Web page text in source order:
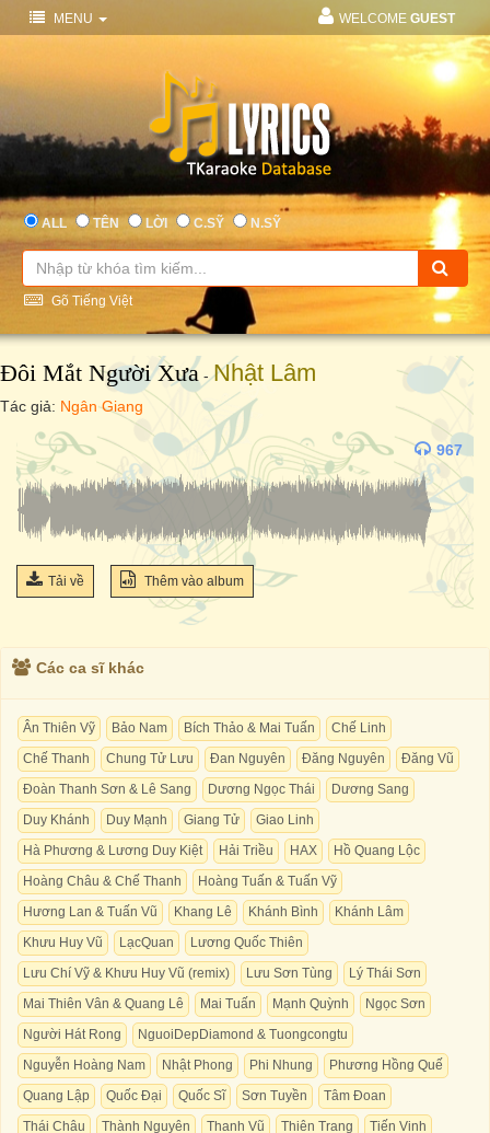
MENU WELCOME GUEST
ALL TÊN LỜI C.SỸ N.SỸ
Gõ Tiếng Việt
Đôi Mắt Người Xưa -Nhật Lâm
Tác giả: Ngân Giang
967
Tải về Thêm vào album
Các ca sĩ khác
Ân Thiên Vỹ Bảo Nam Bích Thảo & Mai Tuấn
Chế Linh
Chế Thanh
Chung Tử Lưu Đan Nguyên Đăng Nguyên
Đăng Vũ
Đoàn Thanh Sơn & Lê Sang
Dương Ngọc Thái
Dương Sang
Duy Khánh
Duy Mạnh Giang Tử
Giao Linh
Hà Phương & Lương Duy Kiệt
Hải Triều HAX
Hồ Quang Lộc
Hoàng Châu & Chế Thanh
Hoàng Tuấn & Tuấn Vỹ
Hương Lan & Tuấn Vũ
Khang Lê Khánh Bình
Khánh Lâm
Khưu Huy Vũ
LạcQuan
Lương Quốc Thiên
Lưu Chí Vỹ & Khưu Huy Vũ (remix)
Lưu Sơn Tùng
Lý Thái Sơn
Mai Thiên Vân & Quang Lê
Mai Tuấn Mạnh Quỳnh
Ngọc Sơn
Người Hát Rong
NguoiDepDiamond & Tuongcongtu
Nguyễn Hoàng Nam
Nhật Phong Phi Nhung
Phương Hồng Quế
Quang Lập
Quốc Đại Quốc Sĩ Sơn Tuyền
Tâm Đoan
Thái Châu
Thành Nguyên Thanh Vũ Thiên Trang
Tiến Vinh